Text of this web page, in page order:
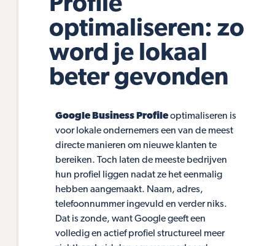
Profile
optimaliseren: zo
word je lokaal
beter gevonden
Google Business Profileoptimaliseren is
voor lokale ondernemers een van de meest
directe manieren om nieuwe klanten te
bereiken. Toch laten de meeste bedrijven
hun profiel liggen nadat ze het eenmalig
hebben aangemaakt. Naam, adres,
telefoonnummer ingevuld en verder niks.
Dat is zonde, want Google geeft een
volledig en actief profiel structureel meer